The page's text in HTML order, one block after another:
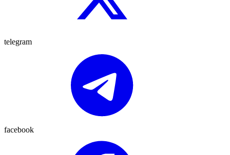
telegram
facebook